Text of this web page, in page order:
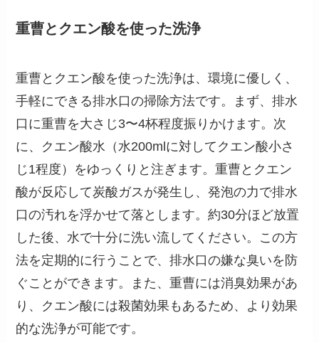
重曹とクエン酸を使った洗浄
重曹とクエン酸を使った洗浄は、環境に優しく、
手軽にできる排水口の掃除方法です。まず、排水
口に重曹を大さじ3〜4杯程度振りかけます。次
に、クエン酸水（水200mlに対してクエン酸小さ
じ1程度）をゆっくりと注ぎます。重曹とクエン
酸が反応して炭酸ガスが発生し、発泡の力で排水
口の汚れを浮かせて落とします。約30分ほど放置
した後、水で十分に洗い流してください。この方
法を定期的に行うことで、排水口の嫌な臭いを防
ぐことができます。また、重曹には消臭効果があ
り、クエン酸には殺菌効果もあるため、より効果
的な洗浄が可能です。